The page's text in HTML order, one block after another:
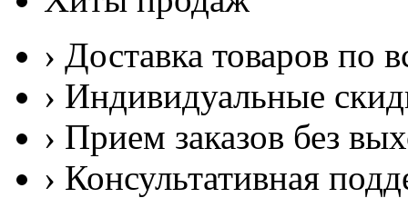
› Доставка товаров по
› Индивидуальные
› Прием заказов без
› Консультативная